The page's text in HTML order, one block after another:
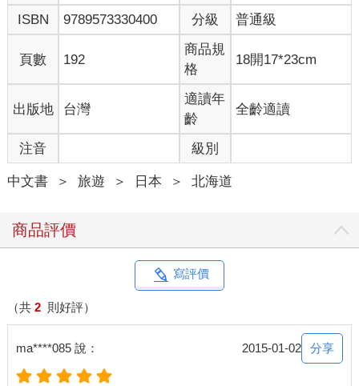
有耐心，但是眼神透露出都已經優惠了還在算什麼呢？真的不必
計較太多，只要一天搭上超過三個小時的特急列車就一定划算，
至於住宿，為了搭車方便，大城市就住在站前，到了鄉下有民宿
就住民宿，省錢為第一考量。這部分就見仁見智了，我喜歡住民
宿，但還是因為考量交通方便，這次不得不選擇靠近車站（甚至
巴士站）的附近，少了選擇性。而原本很排斥大車站的站前商業
旅館，還好選到的都不錯：有的附大浴場，平衡了不能住高級溫
泉旅館的遺憾。有的剛裝修完成，房間很新很乾淨，服務人員很
親切，都留下了好印象。
於是，在分為三次的鐵道旅行中，我和張國立去了南部日高山脈
底端的襟裳岬，最東端根室半島的納沙布岬，最北城市稚內的宗
自助旅行是非常自我的，如果要互相將就會顯得沒有個性。這次
由我主導路線，從哪裡出發到哪裡結束，在哪裡住宿吃什麼便當
都由我規畫。張國立計較他算什麼？我想起在台灣環島時，每到
有坡或是樓梯時，小姪女總是喊：「喂，副隊長，幫忙一下。」
張國立總是很無奈的說：「我今天不是輪到副隊長嗎？為什麼搬
ISBN
9789573330400 分級 普通級
頁數 192
商品規
格
18開17*23cm
出版地 台灣
適讀年
齡
全齡適讀
注音 級別
中文書 ＞ 旅遊 ＞ 日本 ＞ 北海道
商品評價
寫評價
（共 2 則好評）
ma****085 說： 2015-01-02 分享